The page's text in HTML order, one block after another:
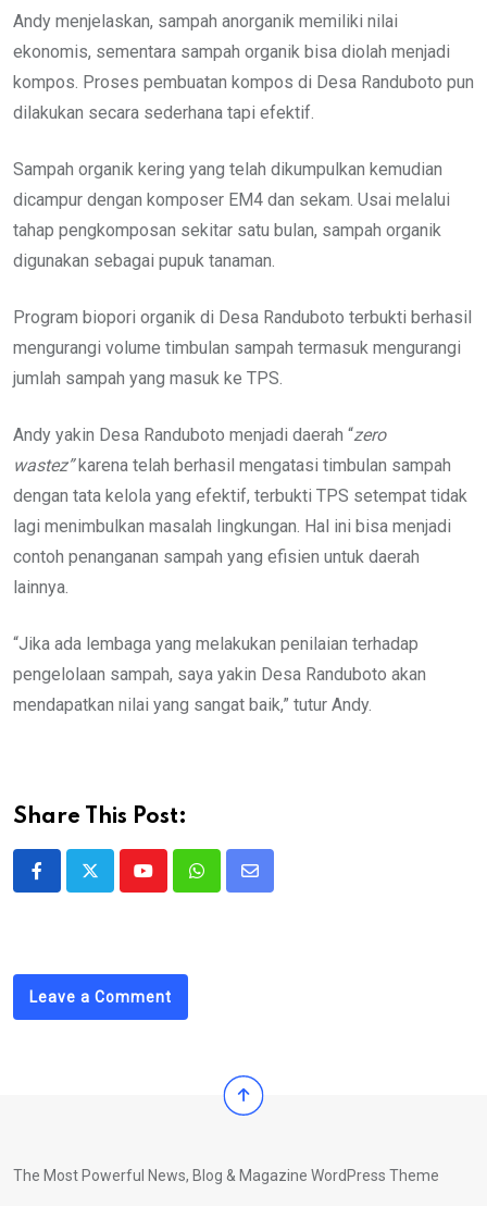
Andy menjelaskan, sampah anorganik memiliki nilai
ekonomis, sementara sampah organik bisa diolah menjadi
kompos. Proses pembuatan kompos di Desa Randuboto pun
dilakukan secara sederhana tapi efektif.
Sampah organik kering yang telah dikumpulkan kemudian
dicampur dengan komposer EM4 dan sekam. Usai melalui
tahap pengkomposan sekitar satu bulan, sampah organik
digunakan sebagai pupuk tanaman.
Program biopori organik di Desa Randuboto terbukti berhasil
mengurangi volume timbulan sampah termasuk mengurangi
jumlah sampah yang masuk ke TPS.
Andy yakin Desa Randuboto menjadi daerah “zero
wastez” karena telah berhasil mengatasi timbulan sampah
dengan tata kelola yang efektif, terbukti TPS setempat tidak
lagi menimbulkan masalah lingkungan. Hal ini bisa menjadi
contoh penanganan sampah yang efisien untuk daerah
lainnya.
“Jika ada lembaga yang melakukan penilaian terhadap
pengelolaan sampah, saya yakin Desa Randuboto akan
mendapatkan nilai yang sangat baik,” tutur Andy.
Share This Post:
YoutubeWhatsappShare
Leave a Comment
The Most Powerful News, Blog & Magazine WordPress Theme